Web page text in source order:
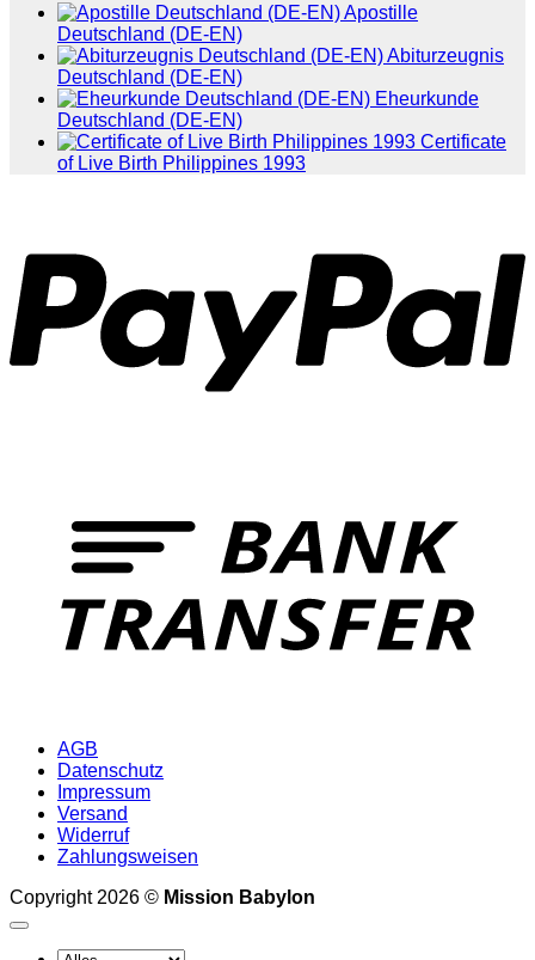
Apostille
Deutschland (DE-EN)
Abiturzeugnis
Deutschland (DE-EN)
Eheurkunde
Deutschland (DE-EN)
Certificate
of Live Birth Philippines 1993
AGB
Datenschutz
Impressum
Versand
Widerruf
Zahlungsweisen
Copyright 2026 © Mission Babylon